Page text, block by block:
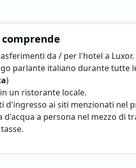
da / per l'hotel a Luxor.
parlante italiano durante tutte
)
un ristorante locale.
d'ingresso ai siti menzionati nel
d'acqua a persona nel mezzo di